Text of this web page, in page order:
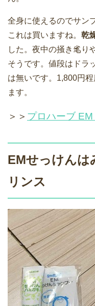
全身に使えるのでサン
これは買いますね。 乾
した。夜中の掻き毟り
そうです。値段はドラ
は無いです。1,800円
ます。
＞＞ プロハーブ
EMせっけんは
リンス